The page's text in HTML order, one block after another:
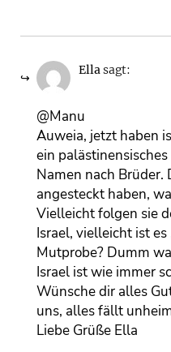
Ellasagt:
@Manu
Auweia, jetzt haben
ein
Namen nach Brüder.
angesteckt haben,
Vielleicht folgen sie
Israel, vielleicht ist
Mutprobe? Dumm
Israel ist wie immer
Wünsche dir alles
uns, alles fällt
Liebe Grüße Ella